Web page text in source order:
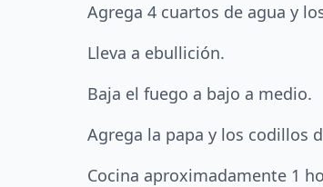
Agrega 4 cuartos de agua y
Lleva a ebullición.
Baja el fuego a bajo a medio.
Agrega la papa y los codillos
Cocina aproximadamente 1